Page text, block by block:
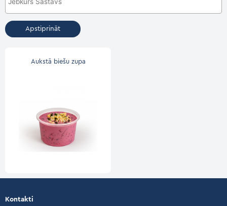
Apstiprināt
Aukstā biešu zupa
Kontakti